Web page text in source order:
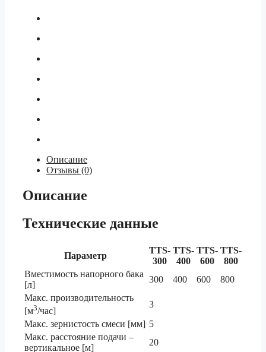
Описание
Отзывы (0)
Описание
Технические данные
Параметр
TTS-
300
TTS-
400
TTS-
600
TTS-
800
Вместимость напорного бака
[л]
300 400 600
800
Макс. производительность
[м3/час]
3
Макс. зернистость смеси [мм] 5
Макс. расстояние подачи –
вертикальное [м]
20